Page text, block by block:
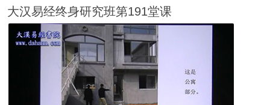
大汉易经终身研究班第191堂课